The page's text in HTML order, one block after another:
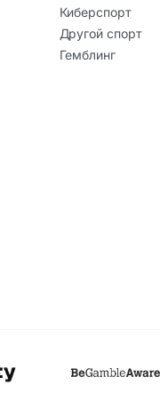
Киберспорт
Другой спорт
Гемблинг